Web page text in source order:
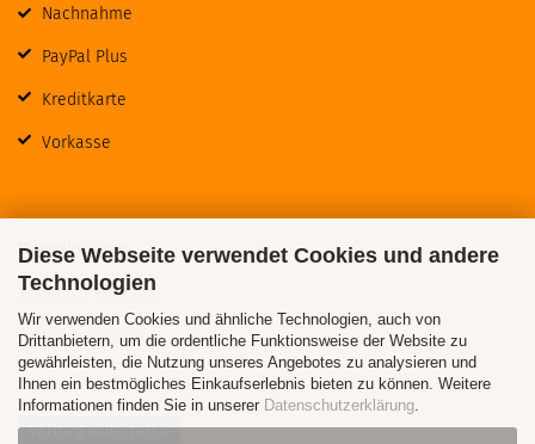
Diese Webseite verwendet Cookies und andere
Technologien
Wir verwenden Cookies und ähnliche Technologien, auch von
Drittanbietern, um die ordentliche Funktionsweise der Website zu
gewährleisten, die Nutzung unseres Angebotes zu analysieren und
Ihnen ein bestmögliches Einkaufserlebnis bieten zu können. Weitere
Informationen finden Sie in unserer Datenschutzerklärung.
Nachnahme
PayPal Plus
Kreditkarte
Vorkasse
Kontaktdaten
Kontakt / Formular
Callback Service
Vertrag widerrufen